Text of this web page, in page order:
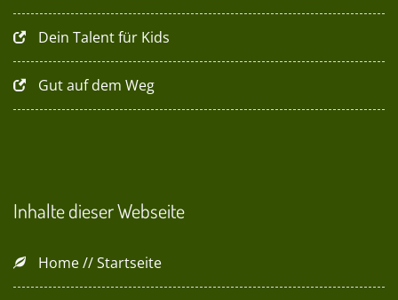
Dein Talent für Kids
Gut auf dem Weg
Inhalte dieser Webseite
Home // Startseite